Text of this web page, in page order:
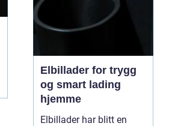
Elbillader for trygg
og smart lading
hjemme
Elbillader har blitt en